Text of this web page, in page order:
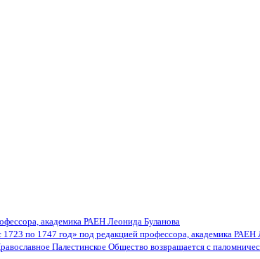
академика РАЕН Леонида Буланова
по 1747 год» под редакцией профессора, академика РАЕН
Палестинское Общество возвращается с